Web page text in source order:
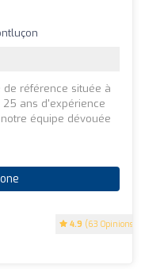
4.9 (63 Opinions)
de référence située à
ans d'expérience
équipe dévouée